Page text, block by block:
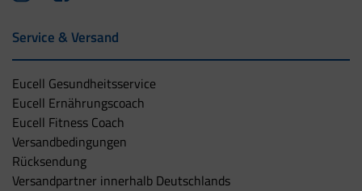
Service & Versand
Eucell Gesundheitsservice
Eucell Ernährungscoach
Eucell Fitness Coach
Versandbedingungen
Rücksendung
Versandpartner innerhalb Deutschlands